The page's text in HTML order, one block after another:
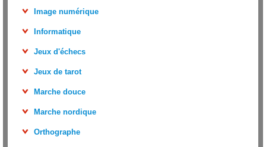
Image numérique
Informatique
Jeux d'échecs
Jeux de tarot
Marche douce
Marche nordique
Orthographe